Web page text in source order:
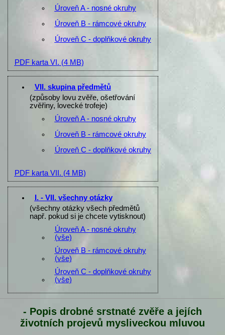
Úroveň A - nosné okruhy
Úroveň B - rámcové okruhy
Úroveň C - doplňkové okruhy
PDF karta VI. (4 MB)
VII. skupina předmětů
(způsoby lovu zvěře, ošetřování
zvěřiny, lovecké trofeje)
Úroveň A - nosné okruhy
Úroveň B - rámcové okruhy
Úroveň C - doplňkové okruhy
PDF karta VII. (4 MB)
I. - VII. všechny otázky
(všechny otázky všech předmětů
např. pokud si je chcete vytisknout)
Úroveň A - nosné okruhy
(vše)
Úroveň B - rámcové okruhy
(vše)
Úroveň C - doplňkové okruhy
(vše)
- Popis drobné srstnaté zvěře a jejích
životních projevů mysliveckou mluvou